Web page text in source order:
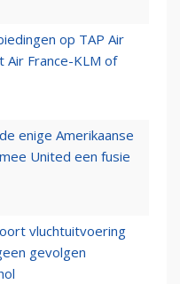
op TAP Air
France-KLM of
enige Amerikaanse
United een fusie
vluchtuitvoering
gevolgen